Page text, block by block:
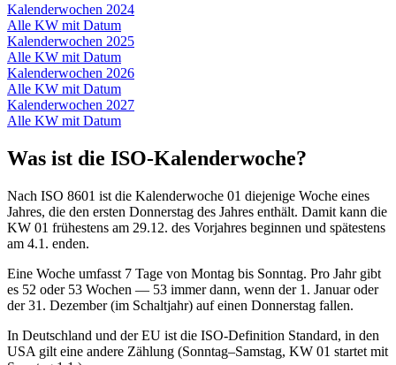
Kalenderwochen 2024
Alle KW mit Datum
Kalenderwochen 2025
Alle KW mit Datum
Kalenderwochen 2026
Alle KW mit Datum
Kalenderwochen 2027
Alle KW mit Datum
Was ist die ISO-Kalenderwoche?
Nach ISO 8601 ist die Kalenderwoche 01 diejenige Woche eines
Jahres, die den ersten Donnerstag des Jahres enthält. Damit kann die
KW 01 frühestens am 29.12. des Vorjahres beginnen und spätestens
am 4.1. enden.
Eine Woche umfasst 7 Tage von Montag bis Sonntag. Pro Jahr gibt
es 52 oder 53 Wochen — 53 immer dann, wenn der 1. Januar oder
der 31. Dezember (im Schaltjahr) auf einen Donnerstag fallen.
In Deutschland und der EU ist die ISO-Definition Standard, in den
USA gilt eine andere Zählung (Sonntag–Samstag, KW 01 startet mit